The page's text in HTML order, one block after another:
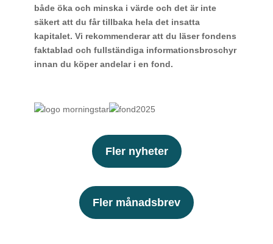
både öka och minska i värde och det är inte
säkert att du får tillbaka hela det insatta
kapitalet. Vi rekommenderar att du läser fondens
faktablad och fullständiga informationsbroschyr
innan du köper andelar i en fond.
Fler nyheter
Fler månadsbrev